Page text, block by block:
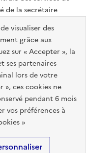
visualiser des
grâce aux
sur « Accepter », la
ses partenaires
lors de votre
», ces cookies ne
pendant 6 mois
vos préférences à
»
de la secrétaire
sénat.fr
conforme
Recrutement
cookies
site sont sous